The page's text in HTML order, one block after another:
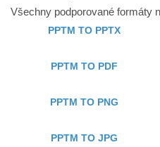
Všechny podporované formáty
PPTM TO PPTX
PPTM TO PDF
PPTM TO PNG
PPTM TO JPG